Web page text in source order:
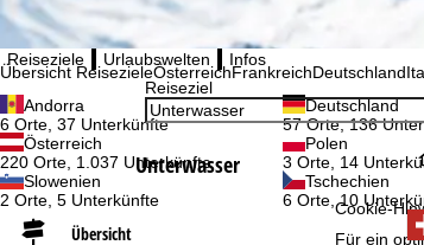
Cookie-
Für ein
Reiseziele
Übersicht ReisezieleÖsterreichFrankreichDeutschland
Andorra
6 Orte, 37 Unterkünfte
Deutschland
57 Orte, 136
Österreich
220 Orte, 1.037 Unterkünfte
Polen
3 Orte, 14
Slowenien
2 Orte, 5 Unterkünfte
Tschechien
6 Orte, 10
Urlaubswelten
Infos
Reiseziel
Unterwasser
Übersicht